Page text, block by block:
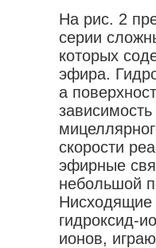
На рис. 2
серии
которых
эфира.
а
скорости
эфирные
небольшой
Нисходящие
гидроксид-
ионов,